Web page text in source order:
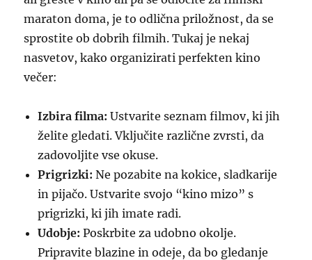
maraton doma, je to odlična priložnost, da se
sprostite ob dobrih filmih. Tukaj je nekaj
nasvetov, kako organizirati perfekten kino
večer:
Izbira filma: Ustvarite seznam filmov, ki jih
želite gledati. Vključite različne zvrsti, da
zadovoljite vse okuse.
Prigrizki: Ne pozabite na kokice, sladkarije
in pijačo. Ustvarite svojo “kino mizo” s
prigrizki, ki jih imate radi.
Udobje: Poskrbite za udobno okolje.
Pripravite blazine in odeje, da bo gledanje